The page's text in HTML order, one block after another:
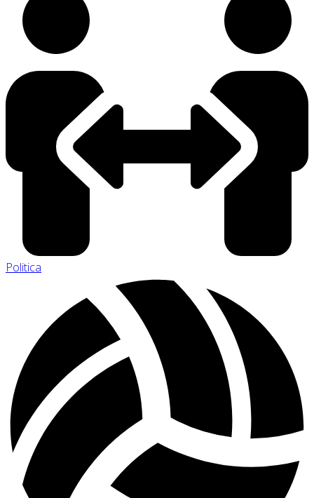
Politica